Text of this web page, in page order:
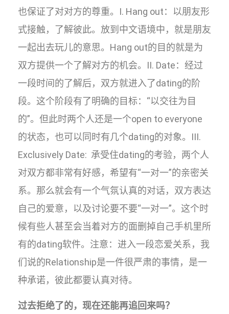
也保证了对对方的尊重。I. Hang out：以朋友形
式接触，了解彼此。放到中文语境中，就是朋友
一起出去玩儿的意思。Hang out的目的就是为
双方提供一个了解对方的机会。II. Date：经过
一段时间的了解后，双方就进入了dating的阶
段。这个阶段有了明确的目标：“以交往为目
的”。但此时两个人还是一个open to everyone
的状态，也可以同时有几个dating的对象。III.
Exclusively Date: 承受住dating的考验，两个人
对双方都非常有好感，希望有“一对一”的亲密关
系。那么就会有一个气氛认真的对话，双方表达
自己的爱意，以及讨论要不要“一对一”。这个时
候有些人甚至会当着对方的面删掉自己手机里所
有的dating软件。注意：进入一段恋爱关系，我
们说的Relationship是一件很严肃的事情，是一
种承诺，彼此都要认真对待。
过去拒绝了的，现在还能再追回来吗？